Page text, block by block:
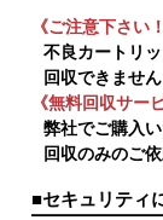
《ご注意下さい
不良カートリ
回収できません
《無料回収サー
弊社でご購入
回収のみのご
■セキュリティ